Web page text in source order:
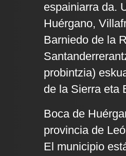
espainiarra da.
Huérgano,
Barniedo de la
probintzia)
de la Sierra eta
Boca de
provincia de
El municipio